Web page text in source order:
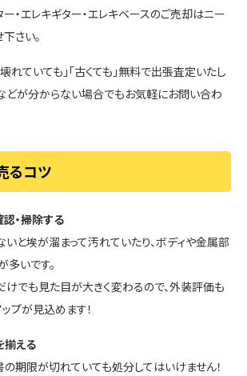
・エレキギター・エレキベースのご売却はニー
さい。
れていても」「古くても」無料で出張査定いたし
どが分からない場合でもお気軽にお問い合わ
るコツ
・掃除する
いと埃が溜まって汚れていたり、ボディや金属部
多いです。
けでも見た目が大きく変わるので、外装評価も
プが見込めます！
揃える
期限が切れていても処分してはいけません！